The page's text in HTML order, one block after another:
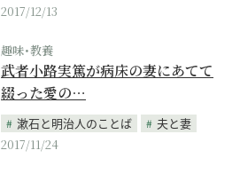
2017/12/13
趣味･教養
武者小路実篤が病床の妻にあてて
綴った愛の…
漱石と明治人のことば
夫と妻
2017/11/24